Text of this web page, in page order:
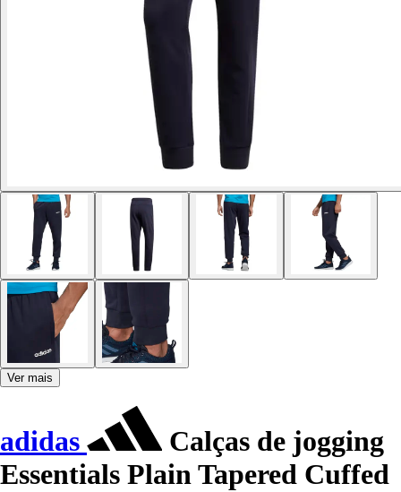
Ver mais
adidas
Calças de jogging
Essentials Plain Tapered Cuffed